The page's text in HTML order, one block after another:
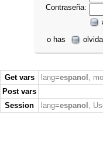
Contraseña:
o has
Get vars lang=espanol ,
Post vars
Session
lang=espanol ,